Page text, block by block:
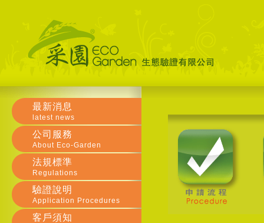
最新消息
latest news
公司服務
About Eco-Garden
法規標準
Regulations
驗證說明
Application Procedures
客戶須知